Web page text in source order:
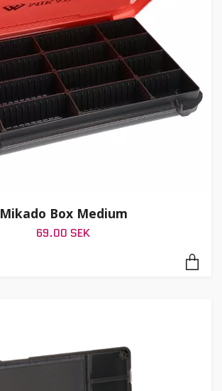
Mikado Box Medium
69.00 SEK